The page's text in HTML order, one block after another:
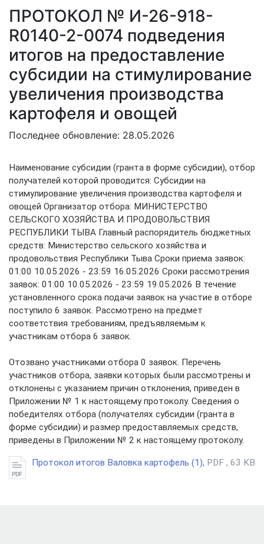
ПРОТОКОЛ № И-26-918-
R0140-2-0074 подведения
итогов на предоставление
субсидии на стимулирование
увеличения производства
картофеля и овощей
Последнее обновление: 28.05.2026
Наименование субсидии (гранта в форме субсидии), отбор
получателей которой проводится: Субсидии на
стимулирование увеличения производства картофеля и
овощей Организатор отбора: МИНИСТЕРСТВО
СЕЛЬСКОГО ХОЗЯЙСТВА И ПРОДОВОЛЬСТВИЯ
РЕСПУБЛИКИ ТЫВА Главный распорядитель бюджетных
средств: Министерство сельского хозяйства и
продовольствия Республики Тыва Сроки приема заявок:
01:00 10.05.2026 - 23:59 16.05.2026 Сроки рассмотрения
заявок: 01:00 10.05.2026 - 23:59 19.05.2026 В течение
установленного срока подачи заявок на участие в отборе
поступило 6 заявок. Рассмотрено на предмет
соответствия требованиям, предъявляемым к
участникам отбора 6 заявок.
Отозвано участниками отбора 0 заявок. Перечень
участников отбора, заявки которых были рассмотрены и
отклонены с указанием причин отклонения, приведен в
Приложении № 1 к настоящему протоколу. Сведения о
победителях отбора (получателях субсидии (гранта в
форме субсидии) и размер предоставляемых средств,
приведены в Приложении № 2 к настоящему протоколу.
Протокол итогов Валовка картофель (1), PDF , 63 KB